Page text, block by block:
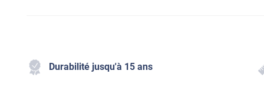
Durabilité jusqu'à 15 ans